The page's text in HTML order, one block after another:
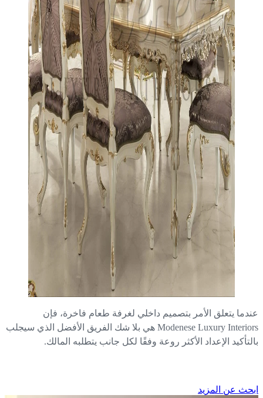
يتعلق الأمر بتصميم داخلي لغرفة طعام فاخرة، فإن
Modenese Luxury Interiors هي بلا شك الفريق الأفضل الذي سيجلب
الإعداد الأكثر روعة وفقًا لكل جانب يتطلبه المالك.
عن المزيد